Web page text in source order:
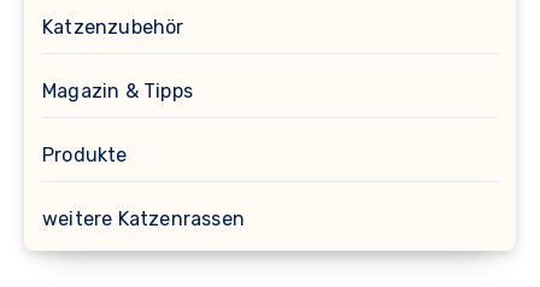
Katzenzubehör
Magazin & Tipps
Produkte
weitere Katzenrassen